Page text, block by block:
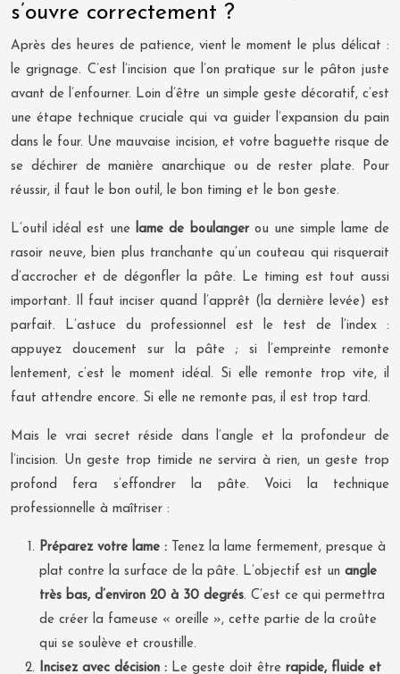
s’ouvre correctement ?
Après des heures de patience, vient le moment le plus délicat :
le grignage. C’est l’incision que l’on pratique sur le pâton juste
avant de l’enfourner. Loin d’être un simple geste décoratif, c’est
une étape technique cruciale qui va guider l’expansion du pain
dans le four. Une mauvaise incision, et votre baguette risque de
se déchirer de manière anarchique ou de rester plate. Pour
réussir, il faut le bon outil, le bon timing et le bon geste.
L’outil idéal est une lame de boulangerou une simple lame de
rasoir neuve, bien plus tranchante qu’un couteau qui risquerait
d’accrocher et de dégonfler la pâte. Le timing est tout aussi
important. Il faut inciser quand l’apprêt (la dernière levée) est
parfait. L’astuce du professionnel est le test de l’index :
appuyez doucement sur la pâte ; si l’empreinte remonte
lentement, c’est le moment idéal. Si elle remonte trop vite, il
faut attendre encore. Si elle ne remonte pas, il est trop tard.
Mais le vrai secret réside dans l’angle et la profondeur de
l’incision. Un geste trop timide ne servira à rien, un geste trop
profond fera s’effondrer la pâte. Voici la technique
professionnelle à maîtriser :
Préparez votre lame : Tenez la lame fermement, presque à
plat contre la surface de la pâte. L’objectif est un angle
très bas, d’environ 20 à 30 degrés. C’est ce qui permettra
de créer la fameuse « oreille », cette partie de la croûte
qui se soulève et croustille.
Incisez avec décision : Le geste doit être rapide, fluide et